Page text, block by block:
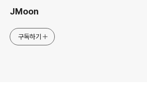
JMoon
구독하기